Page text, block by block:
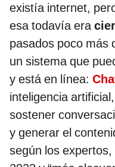
existía internet,
esa todavía era
pasados poco más
un sistema que
y está en línea:
inteligencia
sostener
y generar el
según los expertos,